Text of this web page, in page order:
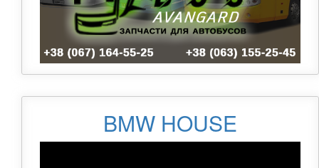
BMW HOUSE